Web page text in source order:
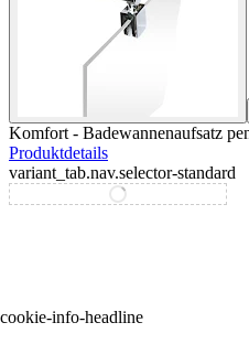
Komfort - Badewannenaufsatz
Produktdetails
variant_tab.nav.selector-standard
variant_tab.nav.selector-special